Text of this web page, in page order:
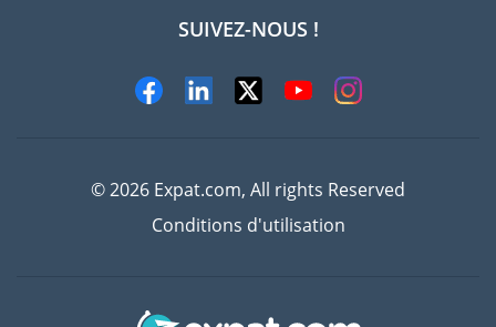
Experts
SUIVEZ-NOUS !
© 2026 Expat.com, All rights Reserved
Conditions d'utilisation